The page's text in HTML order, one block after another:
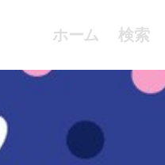
ホーム 検索